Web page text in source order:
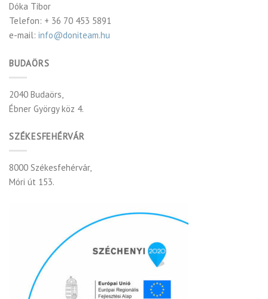
Dóka Tibor
Telefon: + 36 70 453 5891
e-mail: info@doniteam.hu
BUDAÖRS
2040 Budaörs,
Ébner György köz 4.
SZÉKESFEHÉRVÁR
8000 Székesfehérvár,
Móri út 153.